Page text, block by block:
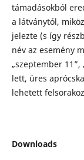
támadásokból
a látványtól,
jelezte (s így
név az esemény
„szeptember
lett, üres
lehetett
Downloads